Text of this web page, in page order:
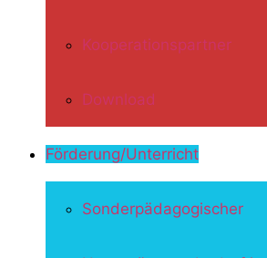
Kooperationspartner
Download
Förderung/Unterricht
Sonderpädagogischer